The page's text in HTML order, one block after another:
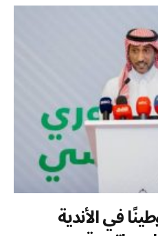
73% توطينًا في الأندية